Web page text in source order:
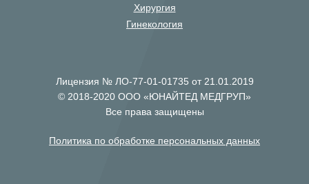
Хирургия
Гинекология
Лицензия № ЛО-77-01-01735 от 21.01.2019
© 2018-2020 ООО «ЮНАЙТЕД МЕДГРУП»
Все права защищены
Политика по обработке персональных данных